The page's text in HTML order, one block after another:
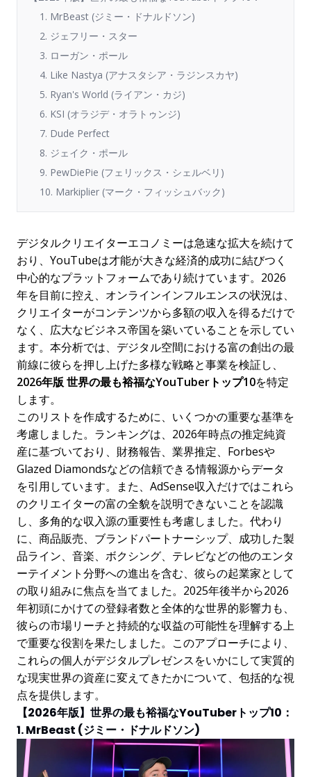
1. MrBeast (ジミー・ドナルドソン)
2. ジェフリー・スター
3. ローガン・ポール
4. Like Nastya (アナスタシア・ラジンスカヤ)
5. Ryan's World (ライアン・カジ)
6. KSI (オラジデ・オラトゥンジ)
7. Dude Perfect
8. ジェイク・ポール
9. PewDiePie (フェリックス・シェルベリ)
10. Markiplier (マーク・フィッシュバック)
デジタルクリエイターエコノミーは急速な拡大を続けて
おり、YouTubeは才能が大きな経済的成功に結びつく
中心的なプラットフォームであり続けています。2026
年を目前に控え、オンラインインフルエンスの状況は、
クリエイターがコンテンツから多額の収入を得るだけで
なく、広大なビジネス帝国を築いていることを示してい
ます。本分析では、デジタル空間における富の創出の最
前線に彼らを押し上げた多様な戦略と事業を検証し、
2026年版 世界の最も裕福なYouTuberトップ10を特定
します。
このリストを作成するために、いくつかの重要な基準を
考慮しました。ランキングは、2026年時点の推定純資
産に基づいており、財務報告、業界推定、Forbesや
Glazed Diamondsなどの信頼できる情報源からデータ
を引用しています。また、AdSense収入だけではこれら
のクリエイターの富の全貌を説明できないことを認識
し、多角的な収入源の重要性も考慮しました。代わり
に、商品販売、ブランドパートナーシップ、成功した製
品ライン、音楽、ボクシング、テレビなどの他のエンタ
ーテイメント分野への進出を含む、彼らの起業家として
の取り組みに焦点を当てました。2025年後半から2026
年初頭にかけての登録者数と全体的な世界的影響力も、
彼らの市場リーチと持続的な収益の可能性を理解する上
で重要な役割を果たしました。このアプローチにより、
これらの個人がデジタルプレゼンスをいかにして実質的
な現実世界の資産に変えてきたかについて、包括的な視
点を提供します。
【2026年版】世界の最も裕福なYouTuberトップ10：
1. MrBeast (ジミー・ドナルドソン)